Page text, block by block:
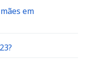
em